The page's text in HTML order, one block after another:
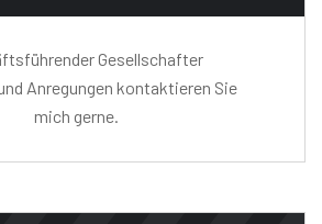
Gesellschafter
Anregungen kontaktieren Sie
mich gerne.